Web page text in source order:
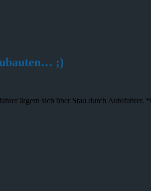
;)
ärgern sich über Stau durch Autofahrer.